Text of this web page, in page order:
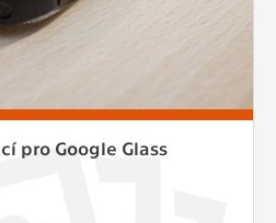
pro Google Glass